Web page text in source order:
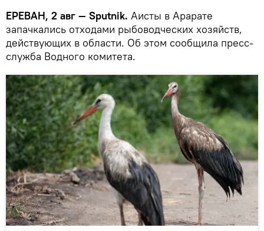
ЕРЕВАН, 2 авг — Sputnik. Аисты в Арарате
запачкались отходами рыбоводческих хозяйств,
действующих в области. Об этом сообщила пресс-
служба Водного комитета.